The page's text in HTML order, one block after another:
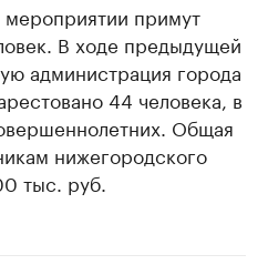
мероприятии примут
В ходе предыдущей
администрация города
44 человека, в
Общая
нижегородского
тыс. руб.